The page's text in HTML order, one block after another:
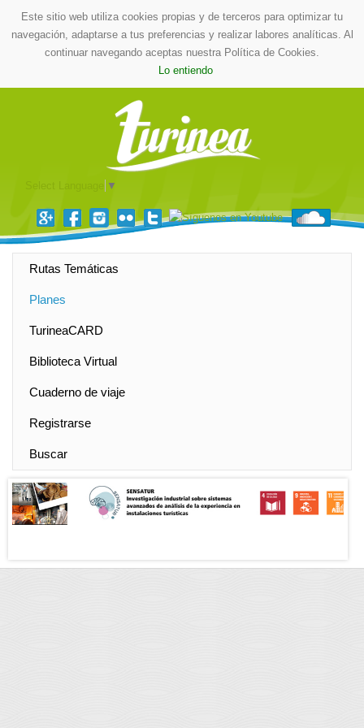
Este sitio web utiliza cookies propias y de terceros para optimizar tu
navegación, adaptarse a tus preferencias y realizar labores analíticas. Al
continuar navegando aceptas nuestra Política de Cookies.
Lo entiendo
▼
Rutas Temáticas
Planes
TurineaCARD
Biblioteca Virtual
Cuaderno de viaje
Registrarse
Buscar